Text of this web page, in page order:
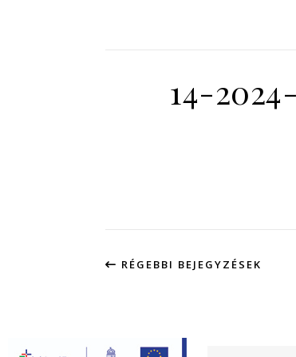
14-
RÉGEBBI BEJEGYZÉSEK